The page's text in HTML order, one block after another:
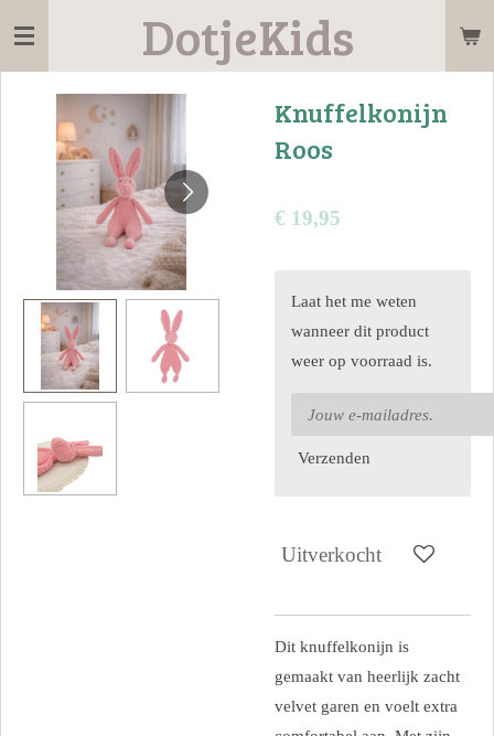
Ga
hoofdinhoud
DotjeKids
Knuffelkonijn
Roos
€ 19,95
Laat het me weten
wanneer dit product
weer op voorraad is.
Verzenden
Uitverkocht
Dit knuffelkonijn is
gemaakt van heerlijk zacht
velvet garen en voelt extra